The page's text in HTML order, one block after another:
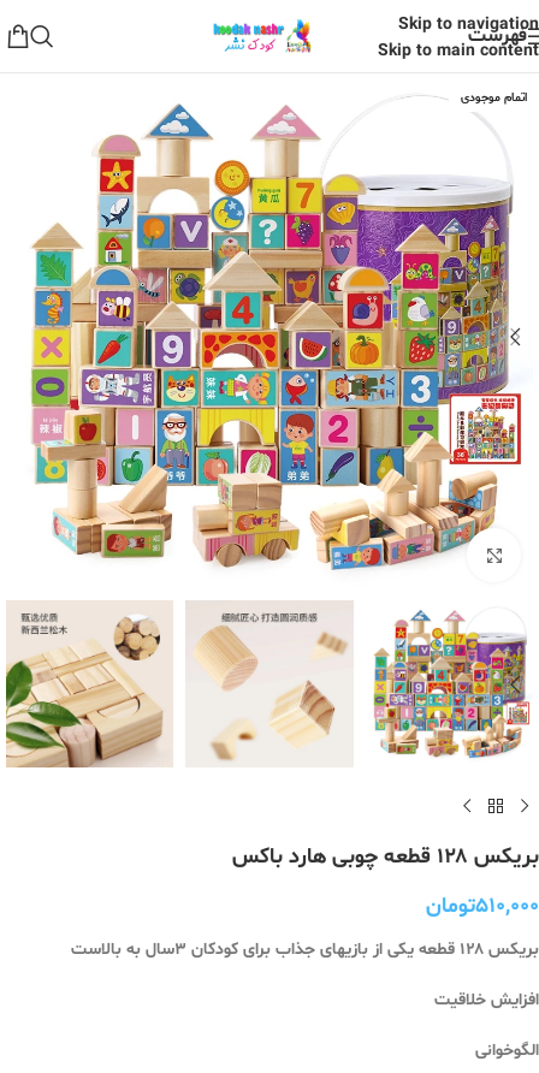
Skip to navigation
Skip to main content
فهرست
اتمام موجودی
برای بزرگنمایی کلیک کنید
بریکس ۱۲۸ قطعه چوبی هارد باکس
۵۱۰,۰۰۰تومان
بریکس ۱۲۸ قطعه یکی از بازیهای جذاب برای کودکان ۳سال به بالاست
افزایش خلاقیت
الگوخوانی